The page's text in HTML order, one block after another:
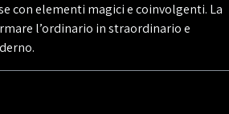
con elementi magici e coinvolgenti. La
l’ordinario in straordinario e